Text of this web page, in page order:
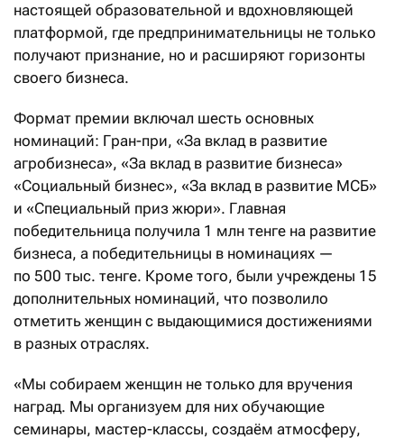
настоящей образовательной и вдохновляющей
платформой, где предпринимательницы не только
получают признание, но и расширяют горизонты
своего бизнеса.
Формат премии включал шесть основных
номинаций: Гран-при, «За вклад в развитие
агробизнеса», «За вклад в развитие бизнеса»
«Социальный бизнес», «За вклад в развитие МСБ»
и «Специальный приз жюри». Главная
победительница получила 1 млн тенге на развитие
бизнеса, а победительницы в номинациях —
по 500 тыс. тенге. Кроме того, были учреждены 15
дополнительных номинаций, что позволило
отметить женщин с выдающимися достижениями
в разных отраслях.
«Мы собираем женщин не только для вручения
наград. Мы организуем для них обучающие
семинары, мастер-классы, создаём атмосферу,